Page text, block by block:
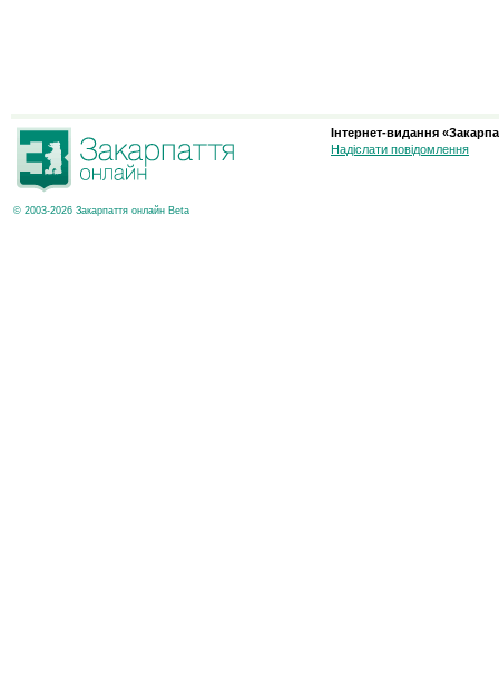
© 2003-2026 Закарпаття онлайн Beta
Інтернет-видання
Надіслати повідомлення